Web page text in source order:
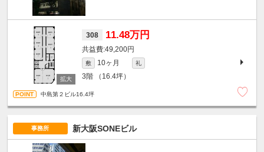
308 11.48万円
49,200円
敷 10ヶ月 礼
3階 （16.4坪）
中島第２ビル16.4坪
事務所 新大阪SONEビル